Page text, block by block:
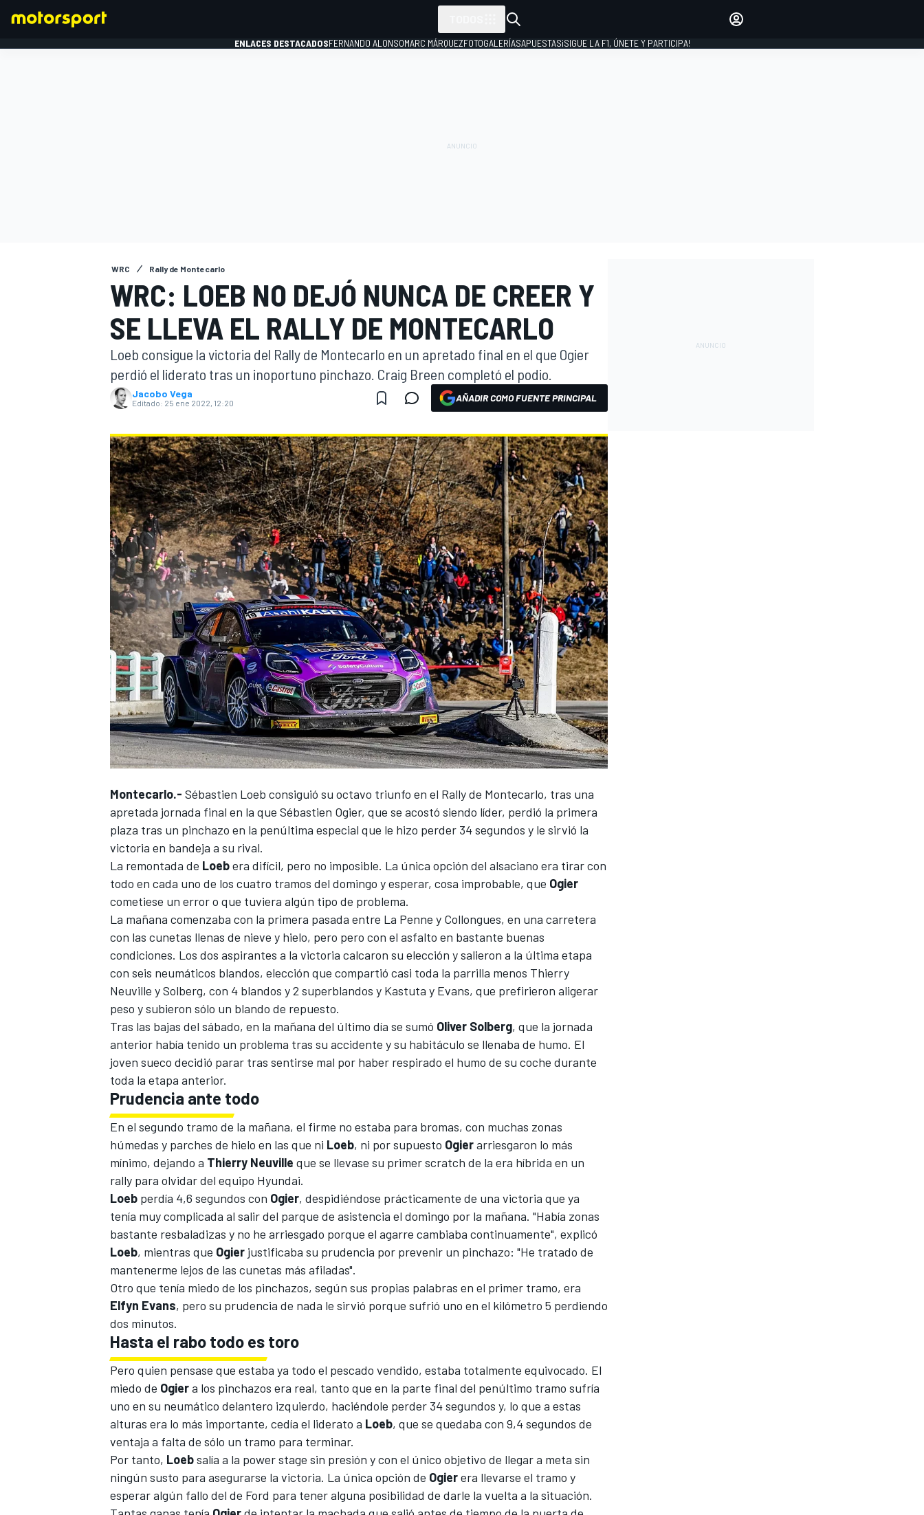
WEC FÓRMULA E
MÁS CATEGORÍAS
ENLACES DESTACADOSFERNANDO ALONSOMARC MÁRQUEZFOTOGALERÍASAPUESTAS¡SIGUE LA F1, ÚNETE Y PARTICIPA!
WRC Rally de Montecarlo
WRC: LOEB NO DEJÓ NUNCA DE CREER Y
SE LLEVA EL RALLY DE MONTECARLO
Loeb consigue la victoria del Rally de Montecarlo en un apretado final en el que Ogier
perdió el liderato tras un inoportuno pinchazo. Craig Breen completó el podio.
Jacobo Vega
Editado: 25 ene 2022, 12:20 AÑADIR COMO FUENTE PRINCIPAL
Montecarlo.- Sébastien Loeb consiguió su octavo triunfo en el Rally de Montecarlo, tras una
apretada jornada final en la que Sébastien Ogier, que se acostó siendo líder, perdió la primera
plaza tras un pinchazo en la penúltima especial que le hizo perder 34 segundos y le sirvió la
victoria en bandeja a su rival.
La remontada de Loebera difícil, pero no imposible. La única opción del alsaciano era tirar con
todo en cada uno de los cuatro tramos del domingo y esperar, cosa improbable, que Ogier
cometiese un error o que tuviera algún tipo de problema.
La mañana comenzaba con la primera pasada entre La Penne y Collongues, en una carretera
con las cunetas llenas de nieve y hielo, pero pero con el asfalto en bastante buenas
condiciones. Los dos aspirantes a la victoria calcaron su elección y salieron a la última etapa
con seis neumáticos blandos, elección que compartió casi toda la parrilla menos Thierry
Neuville ySolberg, con 4 blandos y 2 superblandos y Kastuta y Evans, que prefirieron aligerar
peso y subieron sólo un blando de repuesto.
Tras las bajas del sábado, en la mañana del último día se sumó Oliver Solberg, que la jornada
anterior había tenido un problema tras su accidente y su habitáculo se llenaba de humo. El
joven sueco decidió parar tras sentirse mal por haber respirado el humo de su coche durante
toda la etapa anterior.
Prudencia ante todo
En el segundo tramo de la mañana, el firme no estaba para bromas, con muchas zonas
húmedas y parches de hielo en las que ni Loeb, ni por supuesto Ogierarriesgaron lo más
mínimo, dejando a Thierry Neuville que se llevase su primer scratch de la era híbrida en un
rally para olvidar del equipo Hyundai.
Loeb perdía 4,6 segundos con Ogier, despidiéndose prácticamente de una victoria que ya
tenía muy complicada al salir del parque de asistencia el domingo por la mañana. "Había zonas
bastante resbaladizas y no he arriesgado porque el agarre cambiaba continuamente", explicó
Loeb, mientras que Ogier justificaba su prudencia por prevenir un pinchazo: "He tratado de
mantenerme lejos de las cunetas más afiladas".
Otro que tenía miedo de los pinchazos, según sus propias palabras en el primer tramo, era
Elfyn Evans, pero su prudencia de nada le sirvió porque sufrió uno en el kilómetro 5 perdiendo
dos minutos.
Hasta el rabo todo es toro
Pero quien pensase que estaba ya todo el pescado vendido, estaba totalmente equivocado. El
miedo de Ogiera los pinchazos era real, tanto que en la parte final del penúltimo tramo sufría
uno en su neumático delantero izquierdo, haciéndole perder 34 segundos y, lo que a estas
alturas era lo más importante, cedía el liderato a Loeb, que se quedaba con 9,4 segundos de
ventaja a falta de sólo un tramo para terminar.
Por tanto, Loebsalía a la power stage sin presión y con el único objetivo de llegar a meta sin
ningún susto para asegurarse la victoria. La única opción de Ogierera llevarse el tramo y
esperar algún fallo del de Ford para tener alguna posibilidad de darle la vuelta a la situación.